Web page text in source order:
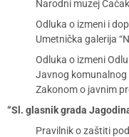
Narodni muzej Čačak
Odluka o izmeni i
Umetnička galerija
Odluka o izmeni
Javnog komunalnog
Zakonom o javnim
“Sl. glasnik grada
Pravilnik o zaštiti